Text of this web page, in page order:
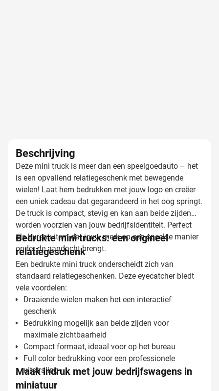
Beschrijving
Deze mini truck is meer dan een speelgoedauto – het
is een opvallend relatiegeschenk met bewegende
wielen! Laat hem bedrukken met jouw logo en creëer
een uniek cadeau dat gegarandeerd in het oog springt.
De truck is compact, stevig en kan aan beide zijden
worden voorzien van jouw bedrijfsidentiteit. Perfect
als bureau-item dat jouw merk op een speelse manier
onder de aandacht brengt.
Bedrukte mini trucks: een origineel
relatiegeschenk
Een bedrukte mini truck onderscheidt zich van
standaard relatiegeschenken. Deze eyecatcher biedt
vele voordelen:
Draaiende wielen maken het een interactief
geschenk
Bedrukking mogelijk aan beide zijden voor
maximale zichtbaarheid
Compact formaat, ideaal voor op het bureau
Full color bedrukking voor een professionele
uitstraling
Maak indruk met jouw bedrijfswagens in
miniatuur